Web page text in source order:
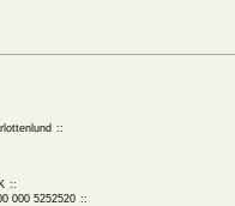
000 5252520